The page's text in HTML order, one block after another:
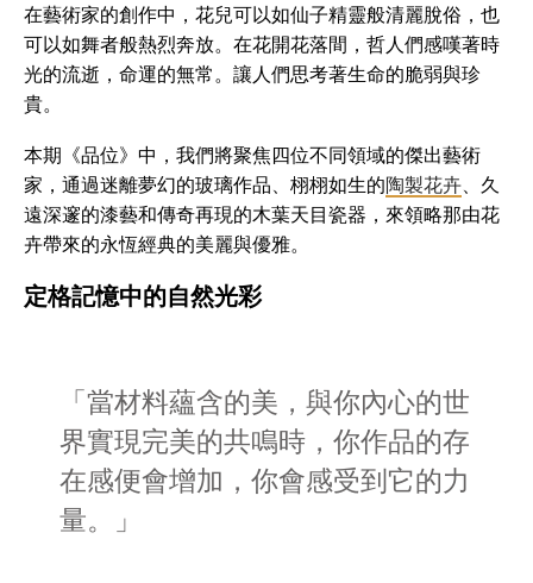
在藝術家的創作中，花兒可以如仙子精靈般清麗脫俗，也
可以如舞者般熱烈奔放。在花開花落間，哲人們感嘆著時
光的流逝，命運的無常。讓人們思考著生命的脆弱與珍
貴。
本期《品位》中，我們將聚焦四位不同領域的傑出藝術
家，通過迷離夢幻的玻璃作品、栩栩如生的陶製花卉、久
遠深邃的漆藝和傳奇再現的木葉天目瓷器，來領略那由花
卉帶來的永恆經典的美麗與優雅。
定格記憶中的自然光彩
「當材料蘊含的美，與你內心的世
界實現完美的共鳴時，你作品的存
在感便會增加，你會感受到它的力
量。」